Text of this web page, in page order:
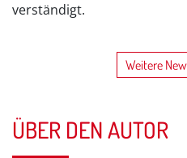
verständigt.
Weitere
ÜBER DEN AUTOR